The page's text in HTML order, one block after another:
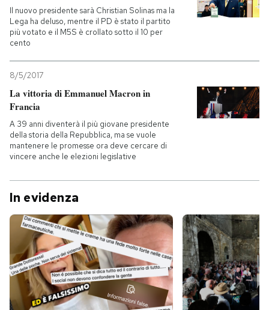
Il nuovo presidente sarà Christian Solinas ma la
Lega ha deluso, mentre il PD è stato il partito
più votato e il M5S è crollato sotto il 10 per
cento
8/5/2017
La vittoria di Emmanuel Macron in
Francia
A 39 anni diventerà il più giovane presidente
della storia della Repubblica, ma se vuole
mantenere le promesse ora deve cercare di
vincere anche le elezioni legislative
In evidenza